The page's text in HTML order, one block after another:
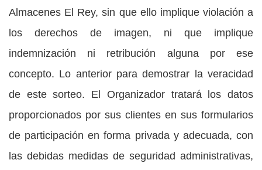
Almacenes El Rey, sin que ello implique violación a
los derechos de imagen, ni que implique
indemnización ni retribución alguna por ese
concepto. Lo anterior para demostrar la veracidad
de este sorteo. El Organizador tratará los datos
proporcionados por sus clientes en sus formularios
de participación en forma privada y adecuada, con
las debidas medidas de seguridad administrativas,